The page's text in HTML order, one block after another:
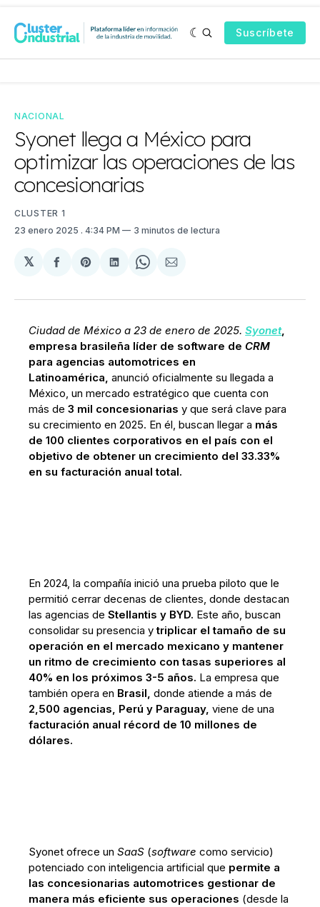
Suscríbete
NACIONAL
Syonet llega a México para
optimizar las operaciones de las
concesionarias
CLUSTER 1
23 enero 2025 . 4:34 PM 3 minutos de lectura
𝕏
Compartir
Facebook
Share
Pinterest
Compartir
LinkedIn
Share
WhatsApp
Compartir
Email
Ciudad de México a 23 de enero de 2025.Syonet,
empresa brasileña líder de software deCRM
para agencias automotrices en
Latinoamérica, anunció oficialmente su llegada a
México, un mercado estratégico que cuenta con
más de3 mil concesionarias y que será clave para
su crecimiento en 2025. En él, buscan llegar a más
de 100 clientes corporativos en el país con el
objetivo de obtener un crecimiento del 33.33%
en su facturación anual total.
En 2024, la compañía inició una prueba piloto que le
permitió cerrar decenas de clientes, donde destacan
las agencias deStellantis y BYD. Este año, buscan
consolidar su presencia ytriplicar el tamaño de su
operación en el mercado mexicano y mantener
un ritmo de crecimiento con tasas superiores al
40% en los próximos 3-5 años. La empresa que
también opera en Brasil, donde atiende a más de
2,500 agencias, Perú y Paraguay, viene de una
facturación anual récord de 10 millones de
dólares.
Syonet ofrece unSaaS (software como servicio)
potenciado con inteligencia artificial que permite a
las concesionarias automotrices gestionar de
manera más eficiente sus operaciones (desde la